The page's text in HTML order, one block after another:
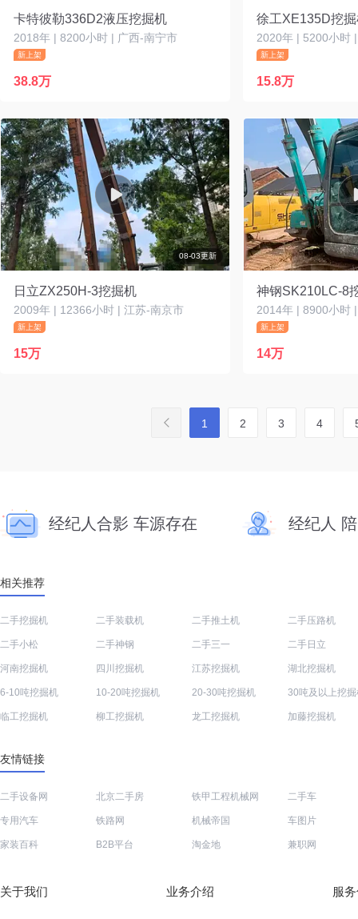
卡特彼勒336D2液压挖掘机
2018年 | 8200小时 | 广西-南宁市
新上架
38.8万
徐工XE135D挖
2020年 | 5200小时
新上架
15.8万
08-03更新
日立ZX250H-3挖掘机
2009年 | 12366小时 | 江苏-南京市
新上架
15万
神钢SK210LC-8
2014年 | 8900小时
新上架
14万
1 2 3 4
经纪人合影 车源存在 经纪人
相关推荐
二手挖掘机 二手装载机 二手推土机 二手压路机
二手小松 二手神钢 二手三一 二手日立
河南挖掘机 四川挖掘机 江苏挖掘机 湖北挖掘机
6-10吨挖掘机 10-20吨挖掘机 20-30吨挖掘机 30吨及以上挖
临工挖掘机 柳工挖掘机 龙工挖掘机 加藤挖掘机
友情链接
二手设备网 北京二手房 铁甲工程机械网 二手车
专用汽车 铁路网 机械帝国 车图片
家装百科 B2B平台 淘金地 兼职网
关于我们 业务介绍 服